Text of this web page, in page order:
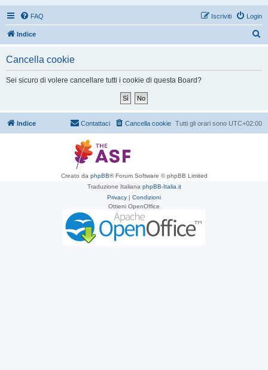
FAQ Login
Iscriviti
Indice
Cancella cookie
Sei sicuro di volere cancellare tutti i cookie di questa Board?
Indice Tutti gli orari sono UTC+02:00
Cancella cookie
Contattaci
Creato da phpBB® Forum Software © phpBB Limited
Traduzione Italiana phpBB-Italia.it
Privacy | Condizioni
Ottieni OpenOffice